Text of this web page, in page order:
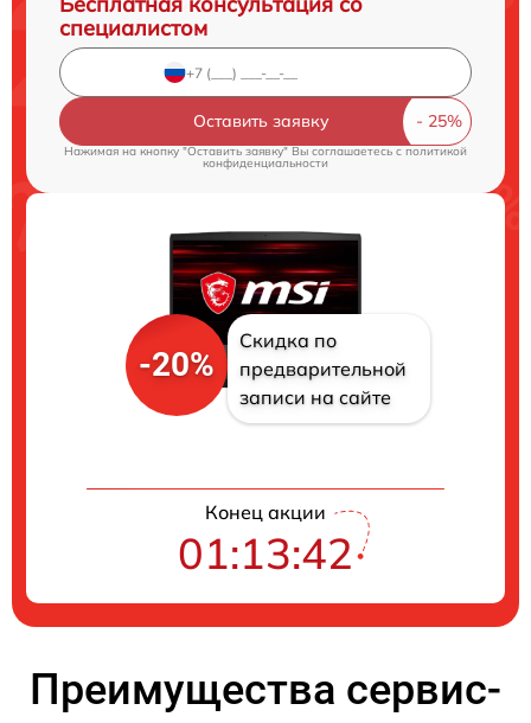
специалистом
Оставить заявку
Нажимая на кнопку "Оставить заявку" Вы соглашаетесь cполитикой
конфиденциальности
-20%
Скидка по
предварительной
записи на сайте
Конец акции
01:13:41
Преимущества сервис-